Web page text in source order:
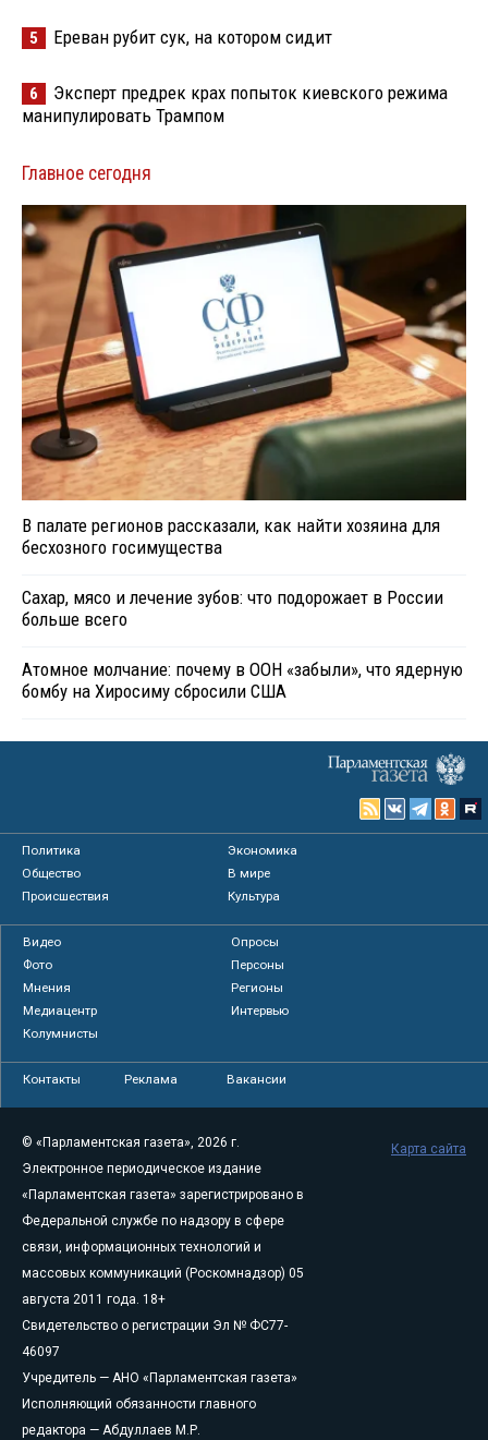
5 Ереван рубит сук, на котором сидит
6
Эксперт предрек крах попыток киевского режима
манипулировать Трампом
Главное сегодня
В палате регионов рассказали, как найти хозяина для
бесхозного госимущества
Сахар, мясо и лечение зубов: что подорожает в России
больше всего
Атомное молчание: почему в ООН «забыли», что ядерную
бомбу на Хиросиму сбросили США
Политика
Экономика
Общество
В мире
Происшествия
Культура
Видео
Опросы
Фото
Персоны
Мнения
Регионы
Медиацентр
Интервью
Колумнисты
Контакты Реклама Вакансии
© «Парламентская газета», 2026 г.
Электронное периодическое издание
«Парламентская газета» зарегистрировано в
Федеральной службе по надзору в сфере
связи, информационных технологий и
массовых коммуникаций (Роскомнадзор) 05
августа 2011 года. 18+
Свидетельство о регистрации Эл № ФС77-
46097
Учредитель — АНО «Парламентская газета»
Исполняющий обязанности главного
редактора — Абдуллаев М.Р.
Карта сайта